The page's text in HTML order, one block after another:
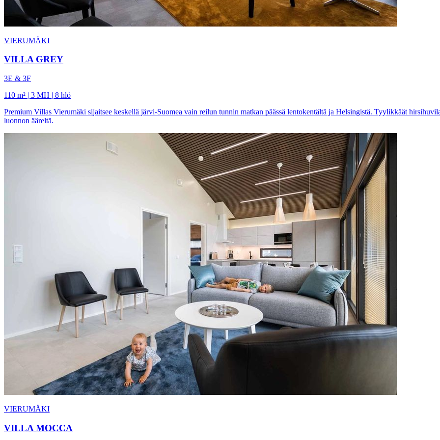
VIERUMÄKI
VILLA GREY
3E & 3F
110 m² | 3 MH | 8 hlö
Premium Villas Vierumäki sijaitsee keskellä järvi-Suomea vain reilun tunnin matkan päässä lentokentältä ja Helsingistä. Tyylikkäät
luonnon ääreltä.
VIERUMÄKI
VILLA MOCCA